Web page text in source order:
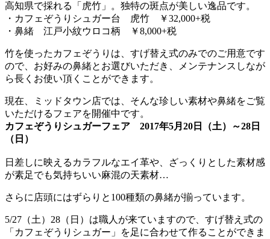
高知県で採れる「虎竹」。独特の斑点が美しい逸品です。
・カフェぞうりシュガー台 虎竹 ￥32,000+税
・鼻緒 江戸小紋ウロコ柄 ￥8,000+税
竹を使ったカフェぞうりは、すげ替え式のみでのご用意です
ので、お好みの鼻緒とお選びいただき、メンテナンスしなが
ら長くお使い頂くことができます。
現在、ミッドタウン店では、そんな珍しい素材や鼻緒をご覧
いただけるフェアを開催中です。
カフェぞうりシュガーフェア 2017年5月20日（土）～28日
（日）
日差しに映えるカラフルなエイ革や、ざっくりとした素材感
が素足でも気持ちいい麻混の天素材…
さらに店頭にはずらりと100種類の鼻緒が揃っています。
5/27（土）28（日）は職人が来ていますので、すげ替え式の
「カフェぞうりシュガー」を足に合わせて作ることができま